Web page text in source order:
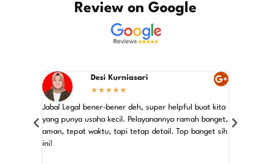
Review on Google
Desi Kurniasari
★★★★★
Jabal Legal bener-bener deh, super helpful buat kita
yang punya usaha kecil. Pelayanannya ramah banget,
aman, tepat waktu, tapi tetap detail. Top banget sih
ini!
perijinan